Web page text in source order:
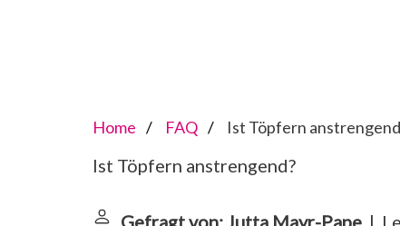
Home FAQ Ist Töpfern
Ist Töpfern anstrengend?
Gefragt von: Jutta Mayr-Pape |